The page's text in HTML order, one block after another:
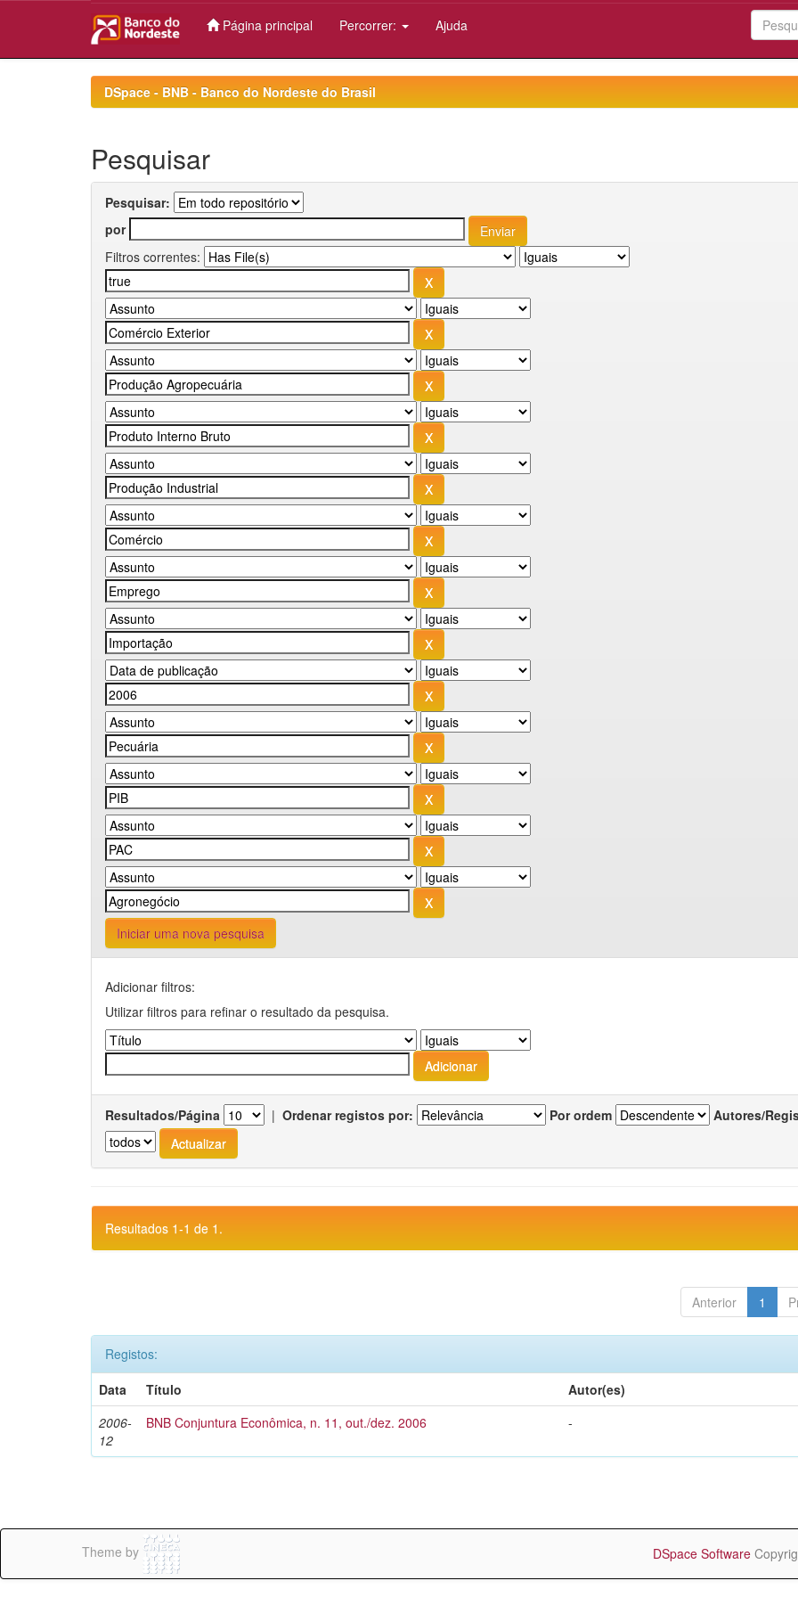
Página principal Percorrer: Ajuda
DSpace - BNB - Banco do Nordeste do Brasil
Pesquisar
Pesquisar:
por
Filtros correntes:
Iniciar uma nova pesquisa
Adicionar filtros:
Utilizar filtros para refinar o resultado da pesquisa.
Resultados/Página | Ordenar registos por: Por ordem Autores/
Resultados 1-1 de 1.
Anterior 1
Registos:
Data
Título
Autor(es)
2006-
12
BNB Conjuntura Econômica, n. 11, out./dez. 2006 -
Theme by DSpace Software